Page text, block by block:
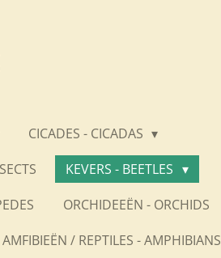
CICADES - CICADAS
KEVERS - BEETLES
ORCHIDEEËN - ORCHIDS
/ REPTILES - AMPHIBIANS